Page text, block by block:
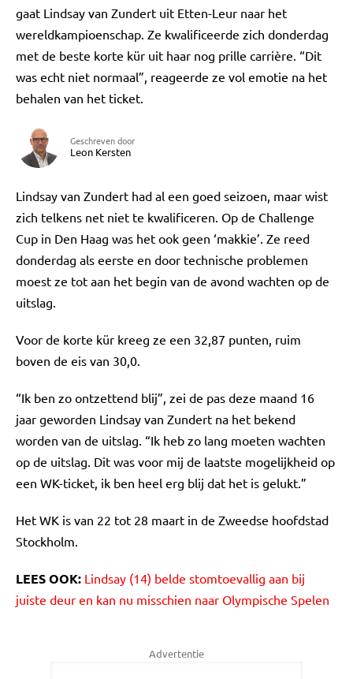
gaat Lindsay van Zundert uit Etten-Leur naar het
wereldkampioenschap. Ze kwalificeerde zich donderdag
met de beste korte kür uit haar nog prille carrière. “Dit
was echt niet normaal”, reageerde ze vol emotie na het
behalen van het ticket.
Geschreven door
Leon Kersten
Lindsay van Zundert had al een goed seizoen, maar wist
zich telkens net niet te kwalificeren. Op de Challenge
Cup in Den Haag was het ook geen ‘makkie’. Ze reed
donderdag als eerste en door technische problemen
moest ze tot aan het begin van de avond wachten op de
uitslag.
Voor de korte kür kreeg ze een 32,87 punten, ruim
boven de eis van 30,0.
“Ik ben zo ontzettend blij”, zei de pas deze maand 16
jaar geworden Lindsay van Zundert na het bekend
worden van de uitslag. “Ik heb zo lang moeten wachten
op de uitslag. Dit was voor mij de laatste mogelijkheid op
een WK-ticket, ik ben heel erg blij dat het is gelukt.”
Het WK is van 22 tot 28 maart in de Zweedse hoofdstad
Stockholm.
LEES OOK: Lindsay (14) belde stomtoevallig aan bij
juiste deur en kan nu misschien naar Olympische Spelen
Advertentie